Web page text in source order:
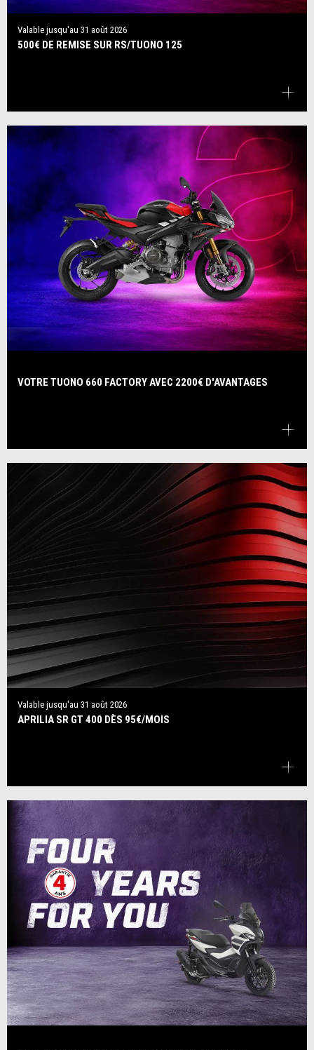
Valable jusqu'au 31 août 2026
500€ DE REMISE SUR RS/TUONO 125
VOTRE TUONO 660 FACTORY AVEC 2200€ D'AVANTAGES
Valable jusqu'au 31 août 2026
APRILIA SR GT 400 DÈS 95€/MOIS